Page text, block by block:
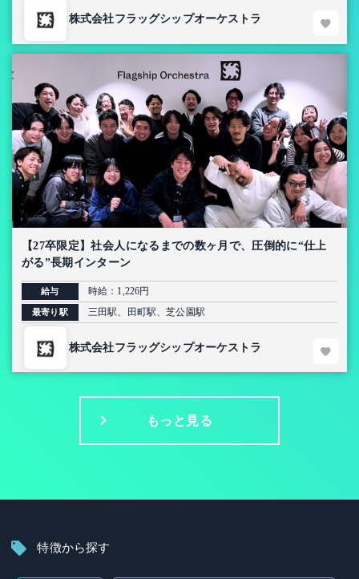
株式会社フラッグシップオーケストラ
【27卒限定】社会人になるまでの数ヶ月で、圧倒的に“仕上
がる”長期インターン
給与 時給：1,226円
最寄り駅 三田駅、田町駅、芝公園駅
株式会社フラッグシップオーケストラ
もっと見る
特徴から探す